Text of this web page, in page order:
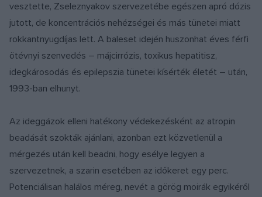
vesztette, Zseleznyakov szervezetébe egészen apró dózis
jutott, de koncentrációs nehézségei és más tünetei miatt
rokkantnyugdíjas lett. A baleset idején huszonhat éves férfi
ötévnyi szenvedés – májcirrózis, toxikus hepatitisz,
idegkárosodás és epilepszia tünetei kísérték életét – után,
1993-ban elhunyt.
Az ideggázok elleni hatékony védekezésként az atropin
beadását szokták ajánlani, azonban ezt közvetlenül a
mérgezés után kell beadni, hogy esélye legyen a
szervezetnek, a szarin esetében az időkeret egy perc.
Potenciálisan halálos méreg, nevét a görög moirák egyikéről